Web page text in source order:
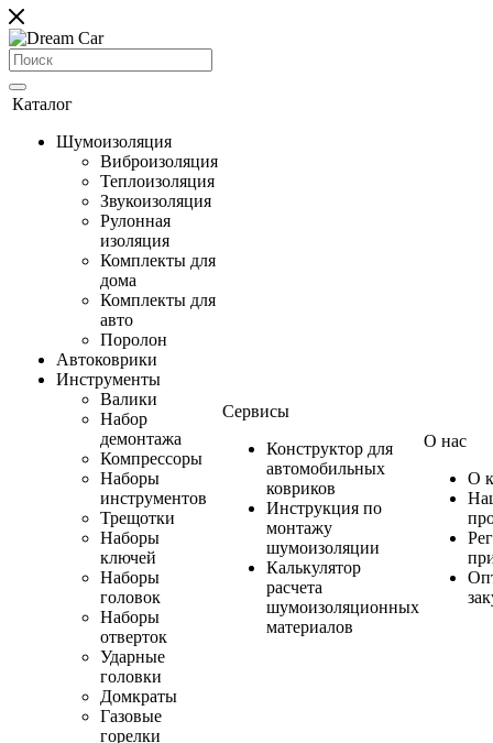
Каталог
Шумоизоляция
Виброизоляция
Теплоизоляция
Звукоизоляция
Рулонная
изоляция
Комплекты для
дома
Комплекты для
авто
Поролон
Автоковрики
Инструменты
Валики
Набор
демонтажа
Компрессоры
Наборы
инструментов
Трещотки
Наборы
ключей
Наборы
головок
Наборы
отверток
Ударные
головки
Домкраты
Газовые
горелки
Сервисы
Конструктор для
автомобильных
ковриков
Инструкция по
монтажу
шумоизоляции
Калькулятор
расчета
шумоизоляционных
материалов
О нас
О